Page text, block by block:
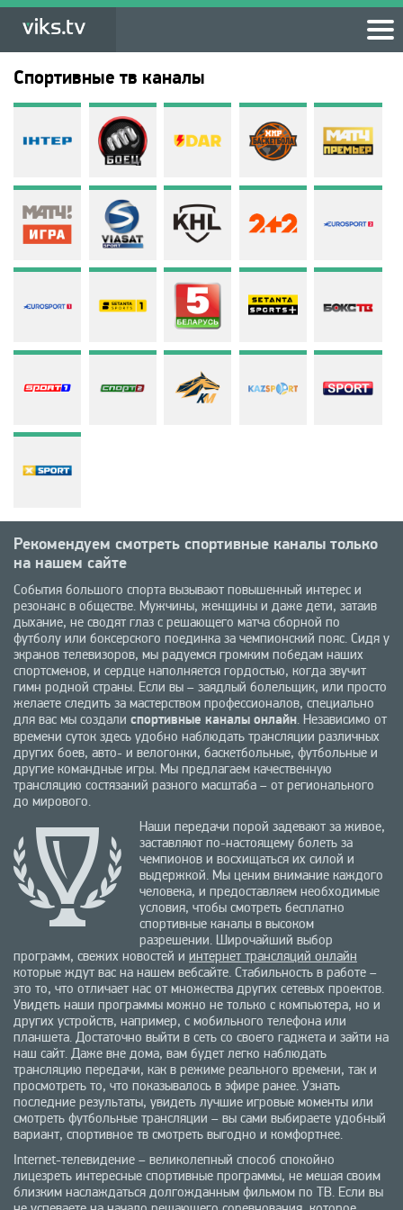
Спортивные тв каналы
Рекомендуем смотреть спортивные каналы только
на нашем сайте
События большого спорта вызывают повышенный интерес и
резонанс в обществе. Мужчины, женщины и даже дети, затаив
дыхание, не сводят глаз с решающего матча сборной по
футболу или боксерского поединка за чемпионский пояс. Сидя у
экранов телевизоров, мы радуемся громким победам наших
спортсменов, и сердце наполняется гордостью, когда звучит
гимн родной страны. Если вы – заядлый болельщик, или просто
желаете следить за мастерством профессионалов, специально
для вас мы создали спортивные каналы онлайн . Независимо от
времени суток здесь удобно наблюдать трансляции различных
других боев, авто- и велогонки, баскетбольные, футбольные и
другие командные игры. Мы предлагаем качественную
трансляцию состязаний разного масштаба – от регионального
до мирового.
Наши передачи порой задевают за живое,
заставляют по-настоящему болеть за
чемпионов и восхищаться их силой и
выдержкой. Мы ценим внимание каждого
человека, и предоставляем необходимые
условия, чтобы смотреть бесплатно
спортивные каналы в высоком
разрешении. Широчайший выбор
программ, свежих новостей и интернет трансляций онлайн
которые ждут вас на нашем вебсайте. Стабильность в работе –
это то, что отличает нас от множества других сетевых проектов.
Увидеть наши программы можно не только с компьютера, но и
других устройств, например, с мобильного телефона или
планшета. Достаточно выйти в сеть со своего гаджета и зайти на
наш сайт. Даже вне дома, вам будет легко наблюдать
трансляцию передачи, как в режиме реального времени, так и
просмотреть то, что показывалось в эфире ранее. Узнать
последние результаты, увидеть лучшие игровые моменты или
смотреть футбольные трансляции – вы сами выбираете удобный
вариант, спортивное тв смотреть выгодно и комфортнее.
Internet-телевидение – великолепный способ спокойно
лицезреть интересные спортивные программы, не мешая своим
близким наслаждаться долгожданным фильмом по ТВ. Если вы